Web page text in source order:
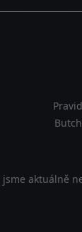
jsme aktuálně